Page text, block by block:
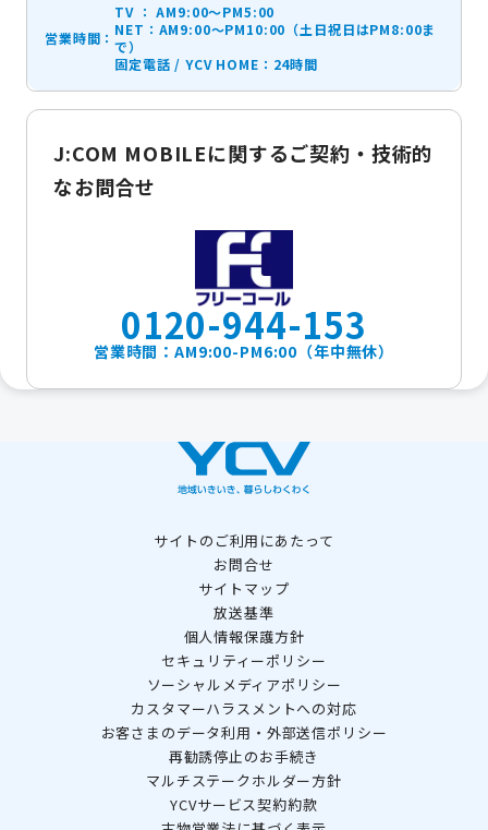
営業時間：
TV ： AM9:00～PM5:00
NET：AM9:00～PM10:00（土日祝日はPM8:00ま
で）
固定電話 / YCV HOME：24時間
J:COM MOBILEに関するご契約・技術的
なお問合せ
0120-944-153
営業時間：AM9:00-PM6:00（年中無休）
サイトのご利用にあたって
お問合せ
サイトマップ
放送基準
個人情報保護方針
セキュリティーポリシー
ソーシャルメディアポリシー
カスタマーハラスメントへの対応
お客さまのデータ利用・外部送信ポリシー
再勧誘停止のお手続き
マルチステークホルダー方針
YCVサービス契約約款